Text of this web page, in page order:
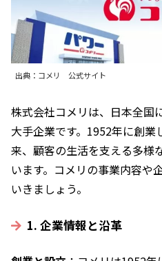
出典：コメリ 公式サイト
株式会社コメリは、日本全国
大手企業です。1952年に創
来、顧客の生活を支える多様
います。コメリの事業内容や
いきましょう。
1. 企業情報と沿革